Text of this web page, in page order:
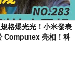
格爆光光！小米發表
Computex 亮相！科